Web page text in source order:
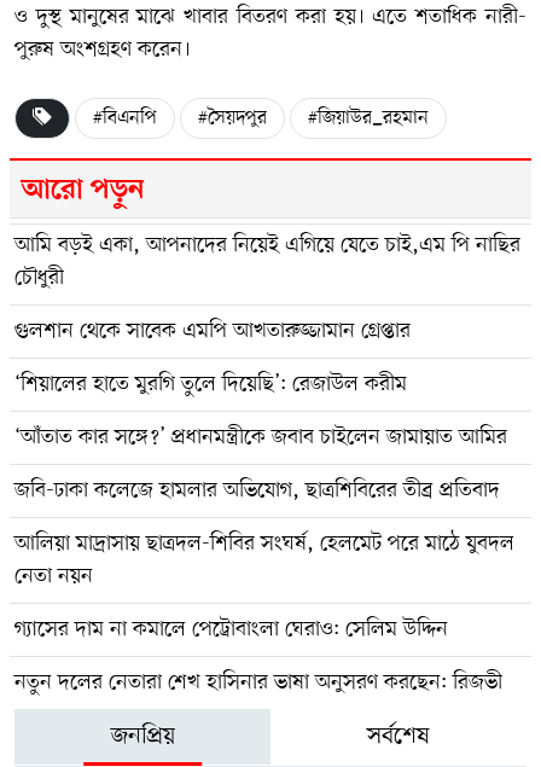
ও দুস্থ মানুষের মাঝে খাবার বিতরণ করা হয়। এতে শতাধিক নারী-
পুরুষ অংশগ্রহণ করেন।
#বিএনপি #সৈয়দপুর #জিয়াউর_রহমান
আরো পড়ুন
আমি বড়ই একা, আপনাদের নিয়েই এগিয়ে যেতে চাই,এম পি নাছির
চৌধুরী
গুলশান থেকে সাবেক এমপি আখতারুজ্জামান গ্রেপ্তার
‘শিয়ালের হাতে মুরগি তুলে দিয়েছি’: রেজাউল করীম
‘আঁতাত কার সঙ্গে?’ প্রধানমন্ত্রীকে জবাব চাইলেন জামায়াত আমির
জবি-ঢাকা কলেজে হামলার অভিযোগ, ছাত্রশিবিরের তীব্র প্রতিবাদ
আলিয়া মাদ্রাসায় ছাত্রদল-শিবির সংঘর্ষ, হেলমেট পরে মাঠে যুবদল
নেতা নয়ন
গ্যাসের দাম না কমালে পেট্রোবাংলা ঘেরাও: সেলিম উদ্দিন
নতুন দলের নেতারা শেখ হাসিনার ভাষা অনুসরণ করছেন: রিজভী
জনপ্রিয় সর্বশেষ